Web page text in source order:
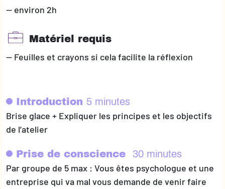
— environ 2h
Matériel requis
— Feuilles et crayons si cela facilite la réflexion
Introduction 5 minutes
Brise glace + Expliquer les principes et les objectifs
de l’atelier
Prise de conscience 30 minutes
Par groupe de 5 max : Vous êtes psychologue et une
entreprise qui va mal vous demande de venir faire